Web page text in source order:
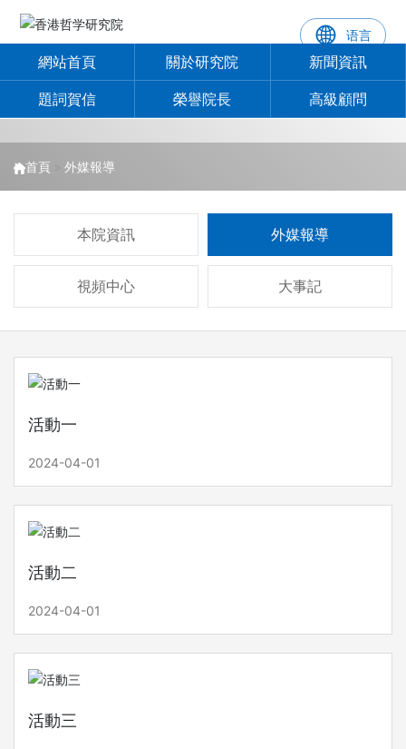
網站首頁 關於研究院 新聞資訊
題詞賀信 榮譽院長 高級顧問
语言
首頁 外媒報導
NEWS INFORMATION
新聞資訊
本院資訊 外媒報導
視頻中心 大事記
活動一
2024-04-01
活動二
2024-04-01
活動三